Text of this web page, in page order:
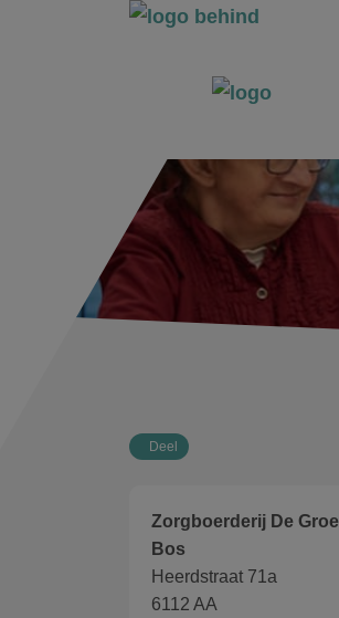
Deel
Zorgboerderij De
Bos
Heerdstraat 71a
6112 AA